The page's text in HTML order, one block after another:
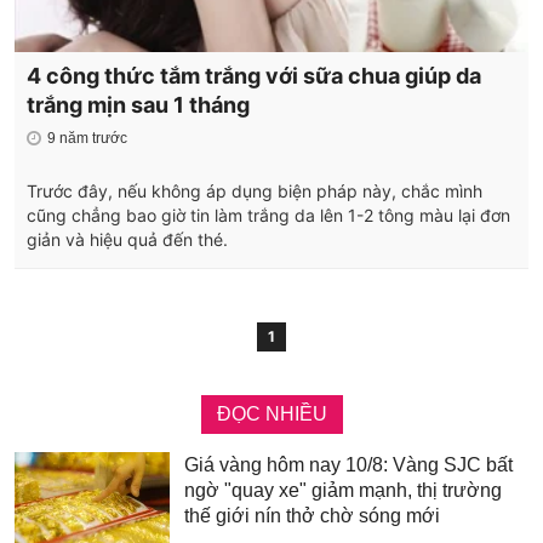
4 công thức tắm trắng với sữa chua giúp da
trắng mịn sau 1 tháng
9 năm trước
Trước đây, nếu không áp dụng biện pháp này, chắc mình
cũng chẳng bao giờ tin làm trắng da lên 1-2 tông màu lại đơn
giản và hiệu quả đến thé.
1
ĐỌC NHIỀU
Giá vàng hôm nay 10/8: Vàng SJC bất
ngờ "quay xe" giảm mạnh, thị trường
thế giới nín thở chờ sóng mới